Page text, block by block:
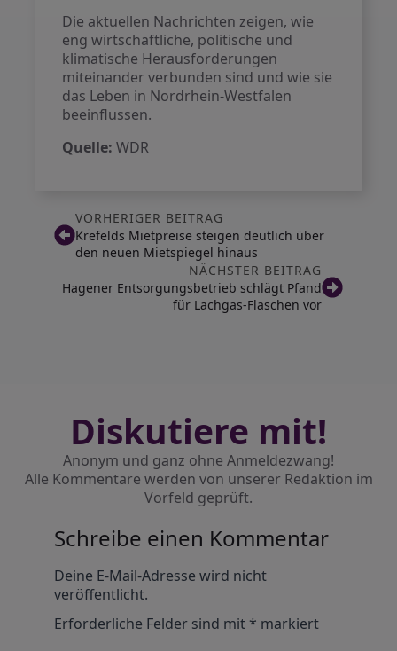
Die aktuellen Nachrichten zeigen, wie
eng wirtschaftliche, politische und
klimatische Herausforderungen
miteinander verbunden sind und wie sie
das Leben in Nordrhein-Westfalen
beeinflussen.
Quelle: WDR
VORHERIGER BEITRAG
Krefelds Mietpreise steigen deutlich über
den neuen Mietspiegel hinaus
NÄCHSTER BEITRAG
Hagener Entsorgungsbetrieb schlägt Pfand
für Lachgas-Flaschen vor
Diskutiere mit!
Anonym und ganz ohne Anmeldezwang!
Alle Kommentare werden von unserer Redaktion im
Vorfeld geprüft.
Schreibe einen Kommentar
Deine E-Mail-Adresse wird nicht
veröffentlicht.
Erforderliche Felder sind mit* markiert